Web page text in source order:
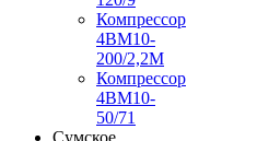
Компрессор
4ВМ10-
200/2,2М
Компрессор
4ВМ10-
50/71
Сумское